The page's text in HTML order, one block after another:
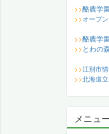
>>酪農学
>>オープ
>>酪農学
>> とわの
>>江別市
>>北海道
メニュ